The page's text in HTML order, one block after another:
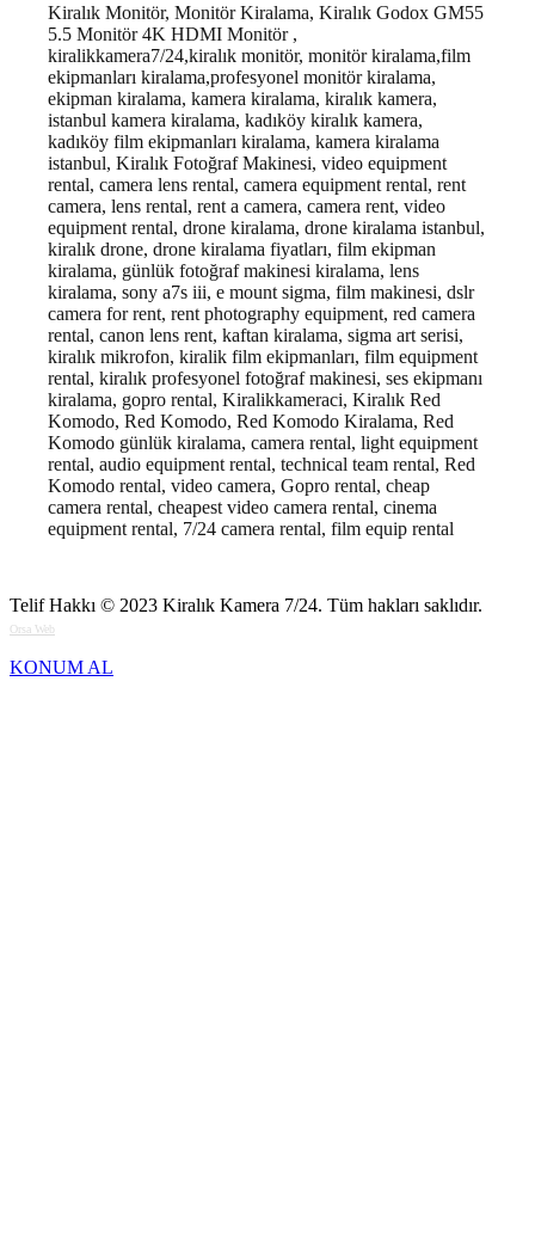
Kiralık Monitör, Monitör Kiralama, Kiralık Godox GM55
5.5 Monitör 4K HDMI Monitör ,
kiralikkamera7/24,kiralık monitör, monitör kiralama,film
ekipmanları kiralama,profesyonel monitör kiralama,
ekipman kiralama, kamera kiralama, kiralık kamera,
istanbul kamera kiralama, kadıköy kiralık kamera,
kadıköy film ekipmanları kiralama, kamera kiralama
istanbul, Kiralık Fotoğraf Makinesi, video equipment
rental, camera lens rental, camera equipment rental, rent
camera, lens rental, rent a camera, camera rent, video
equipment rental, drone kiralama, drone kiralama istanbul,
kiralık drone, drone kiralama fiyatları, film ekipman
kiralama, günlük fotoğraf makinesi kiralama, lens
kiralama, sony a7s iii, e mount sigma, film makinesi, dslr
camera for rent, rent photography equipment, red camera
rental, canon lens rent, kaftan kiralama, sigma art serisi,
kiralık mikrofon, kiralik film ekipmanları, film equipment
rental, kiralık profesyonel fotoğraf makinesi, ses ekipmanı
kiralama, gopro rental, Kiralikkameraci, Kiralık Red
Komodo, Red Komodo, Red Komodo Kiralama, Red
Komodo günlük kiralama, camera rental, light equipment
rental, audio equipment rental, technical team rental, Red
Komodo rental, video camera, Gopro rental, cheap
camera rental, cheapest video camera rental, cinema
equipment rental, 7/24 camera rental, film equip rental
Telif Hakkı © 2023 Kiralık Kamera 7/24. Tüm hakları saklıdır.
Orsa Web
KONUM AL